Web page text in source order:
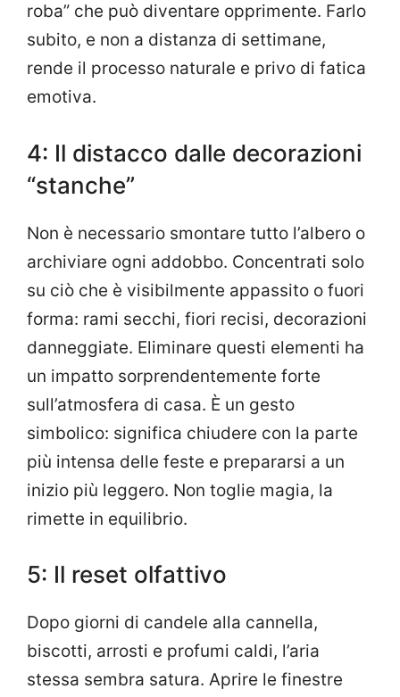
roba” che può diventare opprimente. Farlo
subito, e non a distanza di settimane,
rende il processo naturale e privo di fatica
emotiva.
4: Il distacco dalle decorazioni
“stanche”
Non è necessario smontare tutto l’albero o
archiviare ogni addobbo. Concentrati solo
su ciò che è visibilmente appassito o fuori
forma: rami secchi, fiori recisi, decorazioni
danneggiate. Eliminare questi elementi ha
un impatto sorprendentemente forte
sull’atmosfera di casa. È un gesto
simbolico: significa chiudere con la parte
più intensa delle feste e prepararsi a un
inizio più leggero. Non toglie magia, la
rimette in equilibrio.
5: Il reset olfattivo
Dopo giorni di candele alla cannella,
biscotti, arrosti e profumi caldi, l’aria
stessa sembra satura. Aprire le finestre